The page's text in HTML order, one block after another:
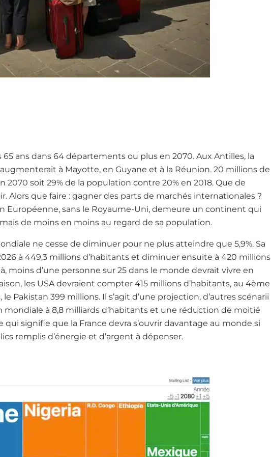
ans dans 64 départements ou plus en 2070. Aux Antilles, la
à Mayotte, en Guyane et à la Réunion. 20 millions de
2070 soit 29% de la population contre 20% en 2018. Que de
Alors que faire : gagner des parts de marchés internationales ?
Européenne, sans le Royaume-Uni, demeure un continent qui
de moins en moins au regard de sa population.
ne cesse de diminuer pour ne plus atteindre que 5,9%. Sa
à 449,3 millions d’habitants et diminuer ensuite à 420 millions
moins d’une personne sur 25 dans le monde devrait vivre en
les USA devraient compter 415 millions d’habitants, au 4ème
Pakistan 399 millions. Il s’agit d’une projection, d’autres scénarii
à 8,8 milliards d’habitants et une réduction de moitié
signifie que la France devra s’ouvrir davantage au monde si
remplis d’énergie et d’argent à dépenser.